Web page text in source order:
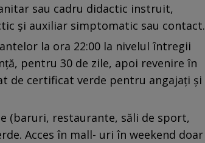
sau cadru didactic instruit,
și auxiliar simptomatic sau contact.
la ora 22:00 la nivelul întregii
pentru 30 de zile, apoi revenire în
de certificat verde pentru angajați și
(baruri, restaurante, săli de sport,
Acces în mall- uri în weekend doar